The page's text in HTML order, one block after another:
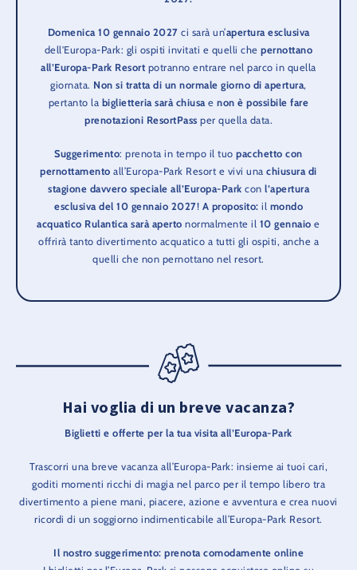
Domenica 10 gennaio 2027 ci sarà un’apertura esclusiva
dell'Europa-Park: gli ospiti invitati e quelli chepernottano
all’Europa-Park Resort potranno entrare nel parco in quella
giornata. Non si tratta di un normale giorno di apertura,
pertanto la biglietteria sarà chiusae non è possibile fare
prenotazioni ResortPass per quella data.
Suggerimento: prenota in tempo il tuopacchetto con
pernottamento all’Europa-Park Resort e vivi una chiusura di
stagione davvero speciale all’Europa-Park con l’apertura
esclusiva del 10 gennaio 2027! A proposito: il mondo
acquatico Rulantica sarà aperto normalmente il 10 gennaio e
offrirà tanto divertimento acquatico a tutti gli ospiti, anche a
quelli che non pernottano nel resort.
Hai voglia di un breve vacanza?
Biglietti e offerte per la tua visita all’Europa-Park
Trascorri una breve vacanza all’Europa-Park: insieme ai tuoi cari,
goditi momenti ricchi di magia nel parco per il tempo libero tra
divertimento a piene mani, piacere, azione e avventura e crea nuovi
ricordi di un soggiorno indimenticabile all’Europa-Park Resort.
Il nostro suggerimento: prenota comodamente online